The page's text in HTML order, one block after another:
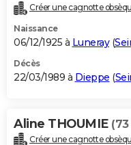
Créer une cagnotte
Naissance
06/12/1925 à Luneray(
Décès
22/03/1989 à Dieppe (
Aline THOUMIE
Créer une cagnotte